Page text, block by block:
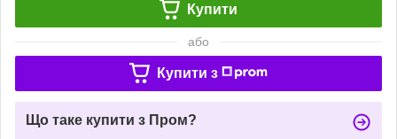
Купити
або
Купити з
Що таке купити з Пром?